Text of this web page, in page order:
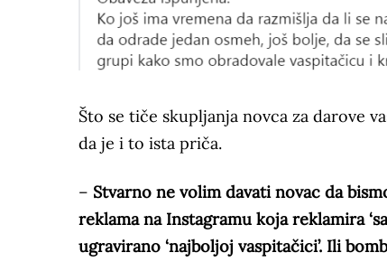
Što se tiče skupljanja novca za darove
da je i to ista priča.
– Stvarno ne volim davati novac da
reklama na Instagramu koja reklamira
ugravirano ‘najboljoj vaspitačici’. Ili